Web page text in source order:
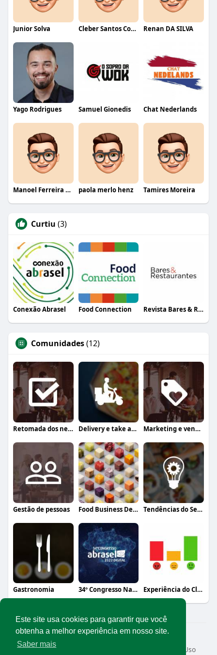
Este site usa cookies para garantir que você
obtenha a melhor experiência em nosso site.
Saber mais
Junior Solva Cleber Santos Costa Renan DA SILVA
Yago Rodrigues Samuel Gionedis Chat Nederlands
Manoel Ferreira dos Santos junior paola merlo henz Tamires Moreira
Curtiu (3)
Conexão Abrasel Food Connection Revista Bares & Restaurantes
Comunidades(12)
Retomada dos negócios Delivery e take away Marketing e vendas
Gestão de pessoas Food Business Design Tendências do Setor
Gastronomia 34º Congresso Nacional Abrasel Experiência do Cliente
© 2026 Rede Abrasel
Início
Sobre
Termos de Uso